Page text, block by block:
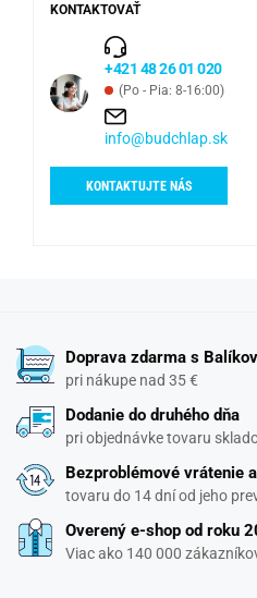
KONTAKTOVAŤ
+421 48 26 01 020
(Po - Pia: 8-16:00)
info@budchlap.sk
KONTAKTUJTE NÁS
Doprava zdarma s
pri nákupe nad 35 €
Dodanie do druhého dňa
pri objednávke tovaru
Bezproblémové vrátenie
tovaru do 14 dní od jeho
Overený e-shop od roku
Viac ako 140 000